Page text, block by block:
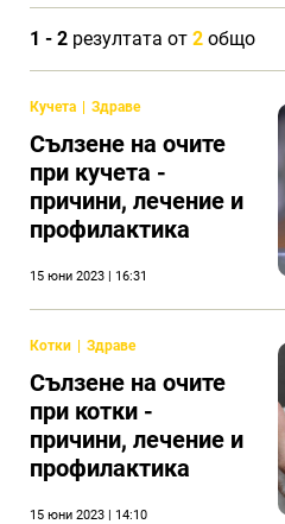
1 - 2 резултата от 2 общо
Кучета Здраве
Сълзене на очите
при кучета -
причини, лечение и
профилактика
15 юни 2023 | 16:31
Котки Здраве
Сълзене на очите
при котки -
причини, лечение и
профилактика
15 юни 2023 | 14:10